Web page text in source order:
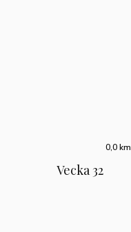
0,0 km
Vecka 32